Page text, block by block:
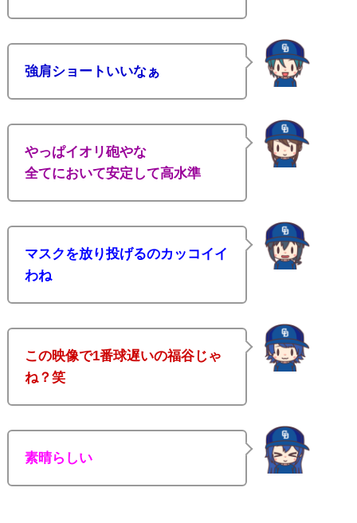
強肩ショートいいなぁ
やっぱイオリ砲やな
全てにおいて安定して高水準
マスクを放り投げるのカッコイイ
わね
この映像で1番球遅いの福谷じゃ
ね？笑
素晴らしい